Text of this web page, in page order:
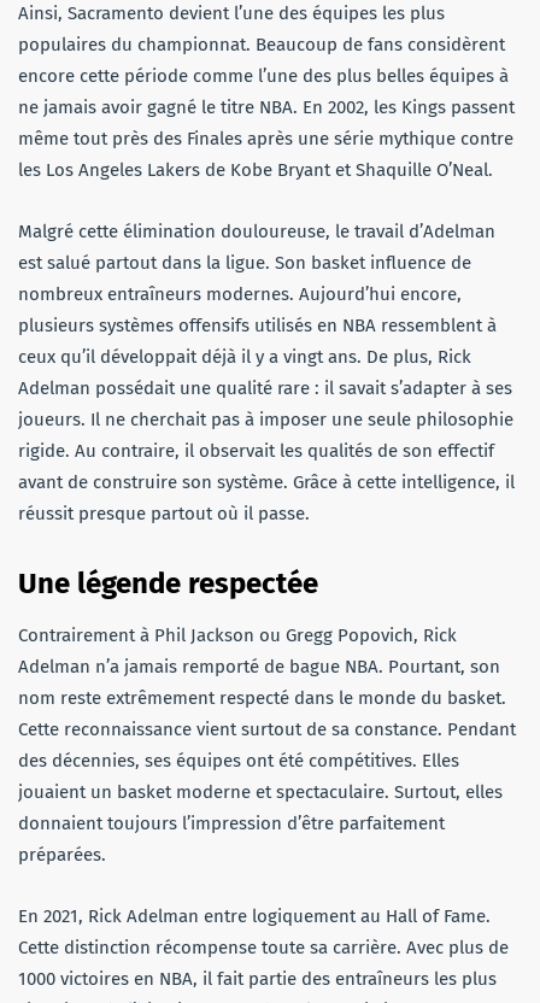
Ainsi, Sacramento devient l’une des équipes les plus
populaires du championnat. Beaucoup de fans considèrent
encore cette période comme l’une des plus belles équipes à
ne jamais avoir gagné le titre NBA. En 2002, les Kings passent
même tout près des Finales après une série mythique contre
les Los Angeles Lakers de Kobe Bryant et Shaquille O’Neal.
Malgré cette élimination douloureuse, le travail d’Adelman
est salué partout dans la ligue. Son basket influence de
nombreux entraîneurs modernes. Aujourd’hui encore,
plusieurs systèmes offensifs utilisés en NBA ressemblent à
ceux qu’il développait déjà il y a vingt ans. De plus, Rick
Adelman possédait une qualité rare : il savait s’adapter à ses
joueurs. Il ne cherchait pas à imposer une seule philosophie
rigide. Au contraire, il observait les qualités de son effectif
avant de construire son système. Grâce à cette intelligence, il
réussit presque partout où il passe.
Une légende respectée
Contrairement à Phil Jackson ou Gregg Popovich, Rick
Adelman n’a jamais remporté de bague NBA. Pourtant, son
nom reste extrêmement respecté dans le monde du basket.
Cette reconnaissance vient surtout de sa constance. Pendant
des décennies, ses équipes ont été compétitives. Elles
jouaient un basket moderne et spectaculaire. Surtout, elles
donnaient toujours l’impression d’être parfaitement
préparées.
En 2021, Rick Adelman entre logiquement au Hall of Fame.
Cette distinction récompense toute sa carrière. Avec plus de
1000 victoires en NBA, il fait partie des entraîneurs les plus